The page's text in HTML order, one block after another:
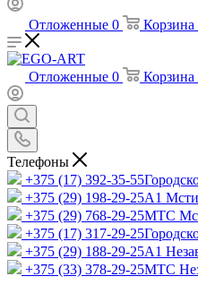
Отложенные 0 Корзина
Отложенные 0 Корзина
Телефоны
+375 (17) 392-35-55
+375 (29) 198-29-25A1
+375 (29) 768-29-25МТС
+375 (17) 317-29-25
+375 (29) 188-29-25A1
+375 (33) 378-29-25МТС